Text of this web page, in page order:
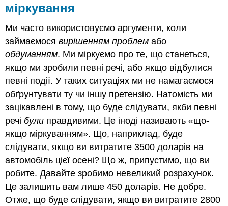
міркування
Ми часто використовуємо аргументи, коли
займаємосявирішенням проблем або
обдуманням. Ми міркуємо про те, що станеться,
якщо ми зробили певні речі, або якщо відбулися
певні події. У таких ситуаціях ми не намагаємося
обґрунтувати ту чи іншу претензію. Натомість ми
зацікавлені в тому, що буде слідувати, якби певні
речі були правдивими. Це іноді називають «що-
якщо міркуванням». Що, наприклад, буде
слідувати, якщо ви витратите 3500 доларів на
автомобіль цієї осені? Що ж, припустимо, що ви
робите. Давайте зробимо невеликий розрахунок.
Це залишить вам лише 450 доларів. Не добре.
Отже, що буде слідувати, якщо ви витратите 2800